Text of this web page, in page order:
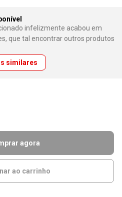
infelizmente acabou em
que tal encontrar outros produtos
similares
agora
ao carrinho